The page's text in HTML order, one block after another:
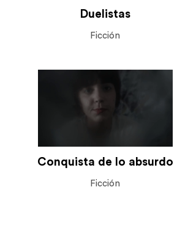
Duelistas
Ficción
Conquista de lo absurdo
Ficción